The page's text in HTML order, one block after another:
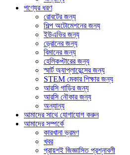
পণ্যের ধরণ
রোবটের জন্য
শিল্প অটোমেশনের জন্য
ইউএভির জন্য
ড্রোনের জন্য
বিমানের জন্য
হেলিকপ্টারের জন্য
স্মার্ট অ্যাপ্লায়েন্সের জন্য
STEM মেকার শিক্ষার জন্য
আরসি গাড়ির জন্য
আরসি নৌকার জন্য
অন্যান্য
আমাদের সাথে যোগাযোগ করুন
আমাদের সম্পর্কে
কারখানা ভ্রমণ
খবর
প্রায়শই জিজ্ঞাসিত প্রশ্নাবলী